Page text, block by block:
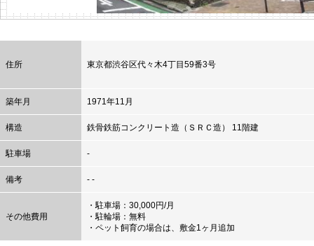
住所 東京都渋谷区代々木4丁目59番3号
築年月 1971年11月
構造 鉄骨鉄筋コンクリート造（ＳＲＣ造） 11階建
駐車場 -
備考 - -
その他費用
・駐車場：30,000円/月
・駐輪場：無料
・ペット飼育の場合は、敷金1ヶ月追加